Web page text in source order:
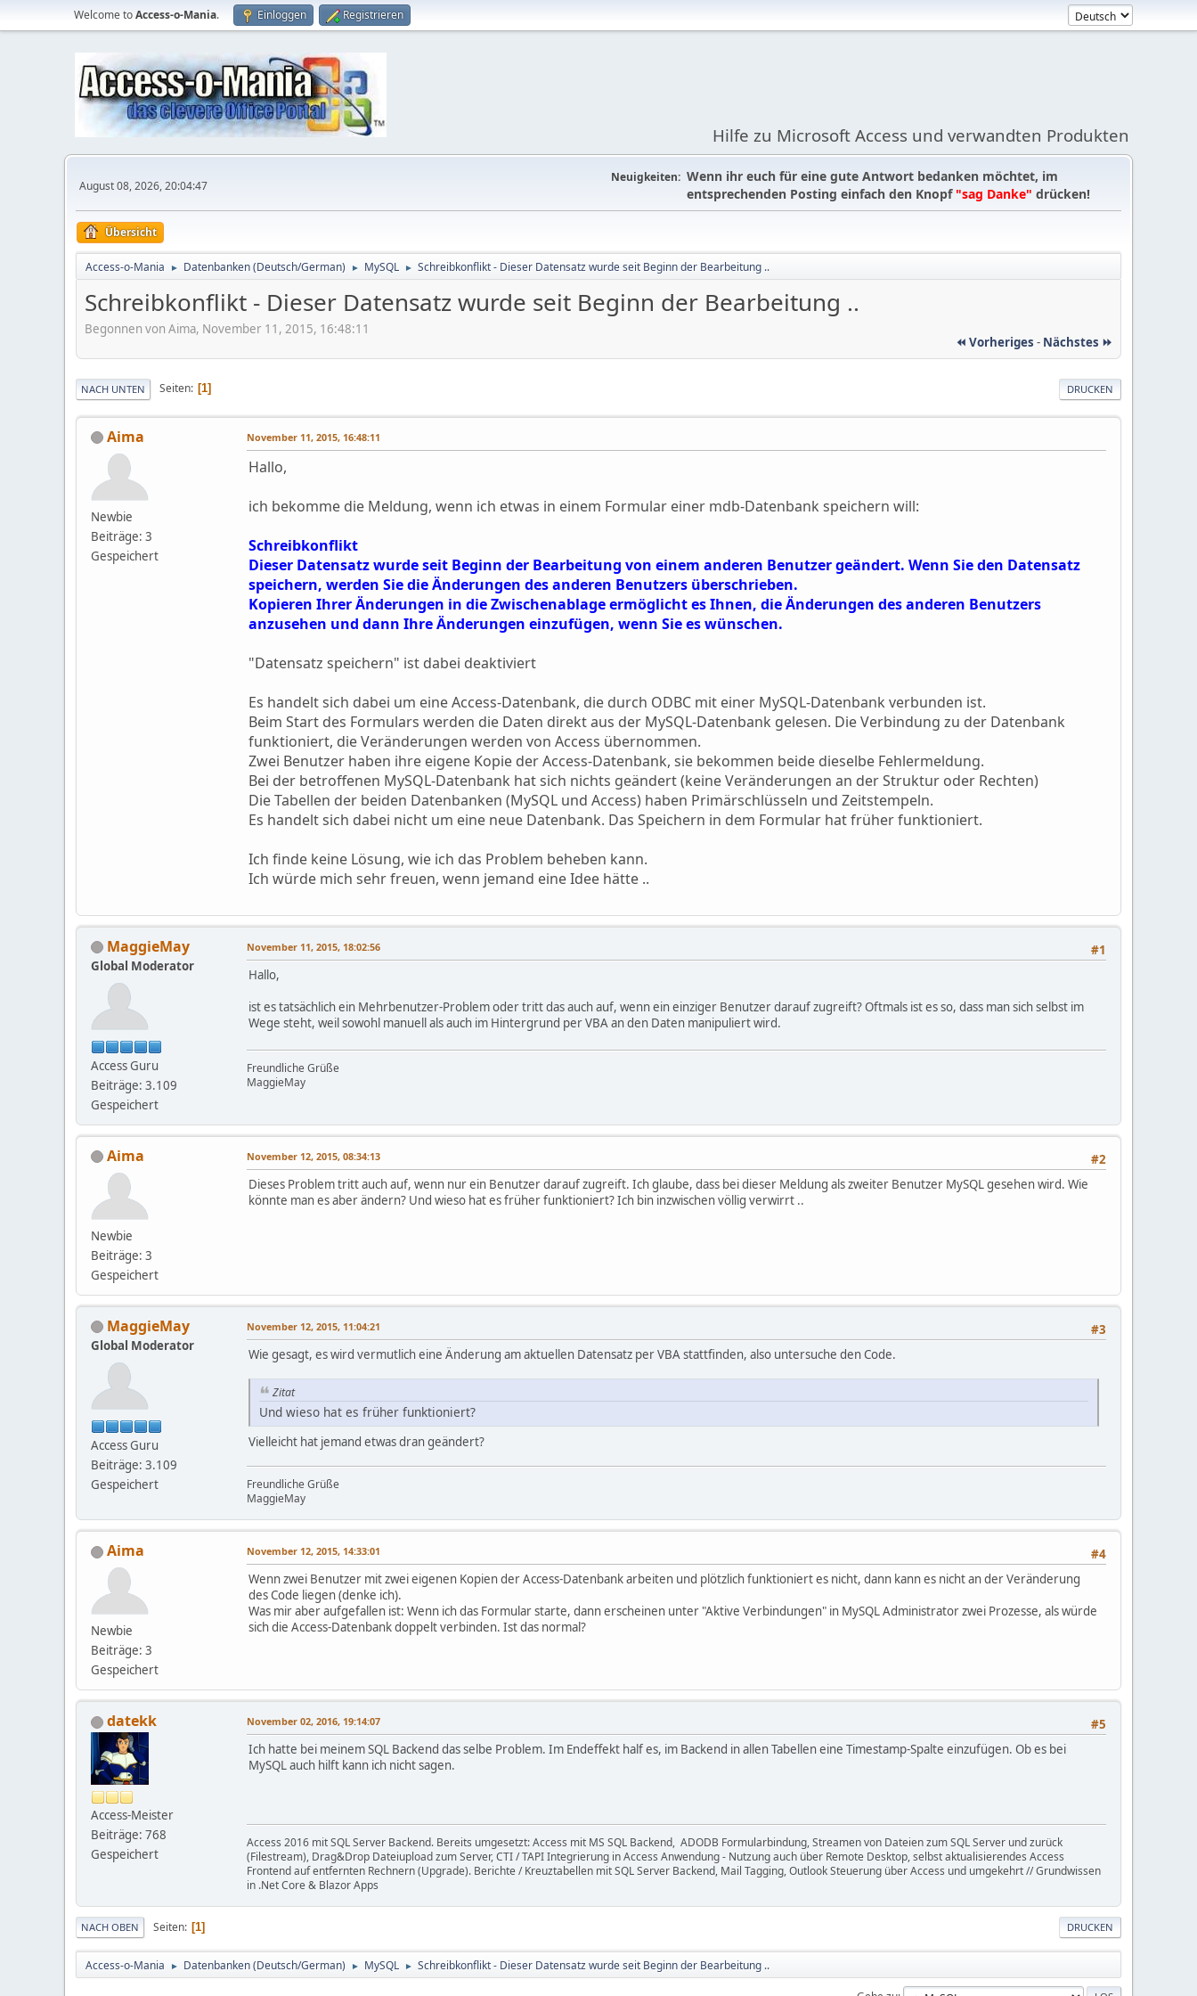
Welcome toAccess-o-Mania. Einloggen Registrieren
Hilfe zu Microsoft Access und verwandten Produkten
August 08, 2026, 20:04:47
Neuigkeiten: Wenn ihr euch für eine gute Antwort bedanken möchtet, im
entsprechenden Posting einfach den Knopf "sag Danke" drücken!
Übersicht
Access-o-Mania ► Datenbanken (Deutsch/German) ► MySQL ► Schreibkonflikt - Dieser Datensatz wurde seit Beginn der Bearbeitung ..
Schreibkonflikt - Dieser Datensatz wurde seit Beginn der Bearbeitung ..
Begonnen von Aima, November 11, 2015, 16:48:11
⏪ Vorheriges - Nächstes ⏩
DRUCKEN
NACH UNTEN Seiten 1
Aima
Newbie
Beiträge: 3
Gespeichert
November 11, 2015, 16:48:11
Hallo,
ich bekomme die Meldung, wenn ich etwas in einem Formular einer mdb-Datenbank speichern will:
Schreibkonflikt
Dieser Datensatz wurde seit Beginn der Bearbeitung von einem anderen Benutzer geändert. Wenn Sie den Datensatz
speichern, werden Sie die Änderungen des anderen Benutzers überschrieben.
Kopieren Ihrer Änderungen in die Zwischenablage ermöglicht es Ihnen, die Änderungen des anderen Benutzers
anzusehen und dann Ihre Änderungen einzufügen, wenn Sie es wünschen.
"Datensatz speichern" ist dabei deaktiviert
Es handelt sich dabei um eine Access-Datenbank, die durch ODBC mit einer MySQL-Datenbank verbunden ist.
Beim Start des Formulars werden die Daten direkt aus der MySQL-Datenbank gelesen. Die Verbindung zu der Datenbank
funktioniert, die Veränderungen werden von Access übernommen.
Zwei Benutzer haben ihre eigene Kopie der Access-Datenbank, sie bekommen beide dieselbe Fehlermeldung.
Bei der betroffenen MySQL-Datenbank hat sich nichts geändert (keine Veränderungen an der Struktur oder Rechten)
Die Tabellen der beiden Datenbanken (MySQL und Access) haben Primärschlüsseln und Zeitstempeln.
Es handelt sich dabei nicht um eine neue Datenbank. Das Speichern in dem Formular hat früher funktioniert.
Ich finde keine Lösung, wie ich das Problem beheben kann.
Ich würde mich sehr freuen, wenn jemand eine Idee hätte ..
MaggieMay
Global Moderator
Access Guru
Beiträge: 3.109
Gespeichert
#1
November 11, 2015, 18:02:56
Hallo,
ist es tatsächlich ein Mehrbenutzer-Problem oder tritt das auch auf, wenn ein einziger Benutzer darauf zugreift? Oftmals ist es so, dass man sich selbst im
Wege steht, weil sowohl manuell als auch im Hintergrund per VBA an den Daten manipuliert wird.
Freundliche Grüße
MaggieMay
Aima
Newbie
Beiträge: 3
Gespeichert
#2
November 12, 2015, 08:34:13
Dieses Problem tritt auch auf, wenn nur ein Benutzer darauf zugreift. Ich glaube, dass bei dieser Meldung als zweiter Benutzer MySQL gesehen wird. Wie
könnte man es aber ändern? Und wieso hat es früher funktioniert? Ich bin inzwischen völlig verwirrt ..
MaggieMay
Global Moderator
Access Guru
Beiträge: 3.109
Gespeichert
#3
November 12, 2015, 11:04:21
Wie gesagt, es wird vermutlich eine Änderung am aktuellen Datensatz per VBA stattfinden, also untersuche den Code.
Zitat
Und wieso hat es früher funktioniert?
Vielleicht hat jemand etwas dran geändert?
Freundliche Grüße
MaggieMay
Aima
Newbie
Beiträge: 3
Gespeichert
#4
November 12, 2015, 14:33:01
Wenn zwei Benutzer mit zwei eigenen Kopien der Access-Datenbank arbeiten und plötzlich funktioniert es nicht, dann kann es nicht an der Veränderung
des Code liegen (denke ich).
Was mir aber aufgefallen ist: Wenn ich das Formular starte, dann erscheinen unter "Aktive Verbindungen" in MySQL Administrator zwei Prozesse, als würde
sich die Access-Datenbank doppelt verbinden. Ist das normal?
datekk
Access-Meister
Beiträge: 768
Gespeichert
#5
November 02, 2016, 19:14:07
Ich hatte bei meinem SQL Backend das selbe Problem. Im Endeffekt half es, im Backend in allen Tabellen eine Timestamp-Spalte einzufügen. Ob es bei
MySQL auch hilft kann ich nicht sagen.
Access 2016 mit SQL Server Backend. Bereits umgesetzt: Access mit MS SQL Backend, ADODB Formularbindung, Streamen von Dateien zum SQL Server und zurück
(Filestream), Drag&Drop Dateiupload zum Server, CTI / TAPI Integrierung in Access Anwendung - Nutzung auch über Remote Desktop, selbst aktualisierendes Access
Frontend auf entfernten Rechnern (Upgrade). Berichte / Kreuztabellen mit SQL Server Backend, Mail Tagging, Outlook Steuerung über Access und umgekehrt // Grundwissen
in .Net Core & Blazor Apps
DRUCKEN
NACH OBEN Seiten 1
Access-o-Mania ► Datenbanken (Deutsch/German) ► MySQL ► Schreibkonflikt - Dieser Datensatz wurde seit Beginn der Bearbeitung ..